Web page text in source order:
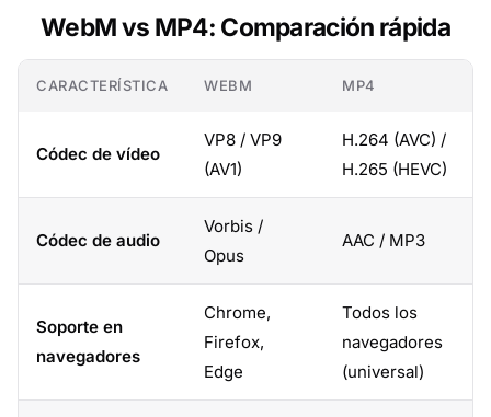
WebM vs MP4: Comparación rápida
CARACTERÍSTICA WEBM MP4
Códec de vídeo
VP8 / VP9
(AV1)
H.264 (AVC) /
H.265 (HEVC)
Códec de audio
Vorbis /
Opus
AAC / MP3
Soporte en
navegadores
Chrome,
Firefox,
Edge
Todos los
navegadores
(universal)